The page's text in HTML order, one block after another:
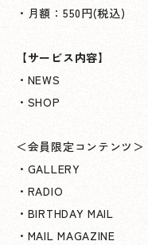
・月額：550円(税込)
【サービス内容】
・NEWS
・SHOP
＜会員限定コンテンツ＞
・GALLERY
・RADIO
・BIRTHDAY MAIL
・MAIL MAGAZINE